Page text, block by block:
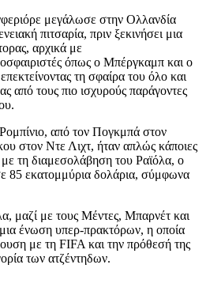
μεγάλωσε στην Ολλανδία
πιτσαρία, πριν ξεκινήσει μια
αρχικά με
όπως ο Μπέργκαμπ και ο
τη σφαίρα του όλο και
από τους πιο ισχυρούς παράγοντες
από τον Πογκμπά στον
στον Ντε Λιχτ, ήταν απλώς κάποιες
με τη διαμεσολάβηση του Ραϊόλα, ο
85 εκατομμύρια δολάρια, σύμφωνα
μαζί με τους Μέντες, Μπαρνέτ και
ένωση υπερ-πρακτόρων, η οποία
με τη FIFA και την πρόθεσή της
των ατζέντηδων.